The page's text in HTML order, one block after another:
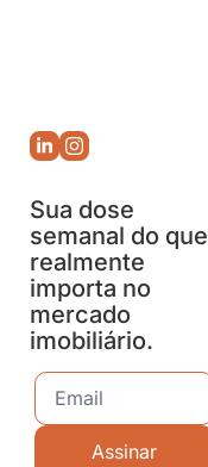
Sua dose
semanal do que
realmente
importa no
mercado
imobiliário.
Assinar